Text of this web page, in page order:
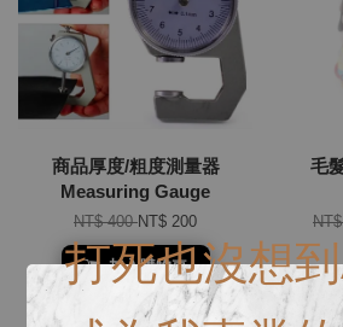
打死也沒想
商品厚度/粗度測量器
Measuring Gauge
NT$ 400NT$ 200
加入購物車
毛